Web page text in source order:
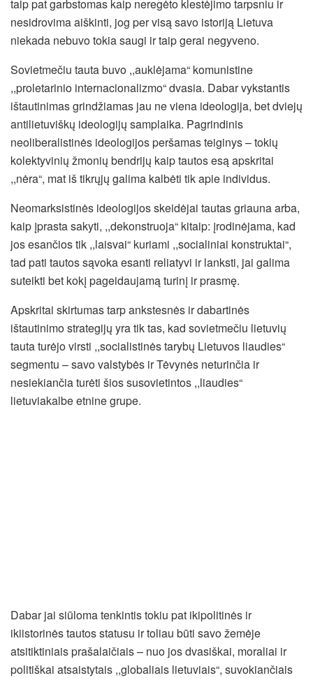
taip pat garbstomas kaip neregėto klestėjimo tarpsniu ir
nesidrovima aiškinti, jog per visą savo istoriją Lietuva
niekada nebuvo tokia saugi ir taip gerai negyveno.
Sovietmečiu tauta buvo ,,auklėjama“ komunistine
,,proletarinio internacionalizmo“ dvasia. Dabar vykstantis
ištautinimas grindžiamas jau ne viena ideologija, bet dviejų
antilietuviškų ideologijų samplaika. Pagrindinis
neoliberalistinės ideologijos peršamas teiginys – tokių
kolektyvinių žmonių bendrijų kaip tautos esą apskritai
,,nėra“, mat iš tikrųjų galima kalbėti tik apie individus.
Neomarksistinės ideologijos skeidėjai tautas griauna arba,
kaip įprasta sakyti, ,,dekonstruoja“ kitaip: įrodinėjama, kad
jos esančios tik ,,laisvai“ kuriami ,,socialiniai konstruktai“,
tad pati tautos sąvoka esanti reliatyvi ir lanksti, jai galima
suteikti bet kokį pageidaujamą turinį ir prasmę.
Apskritai skirtumas tarp ankstesnės ir dabartinės
ištautinimo strategijų yra tik tas, kad sovietmečiu lietuvių
tauta turėjo virsti ,,socialistinės tarybų Lietuvos liaudies“
segmentu – savo valstybės ir Tėvynės neturinčia ir
nesiekiančia turėti šios susovietintos ,,liaudies“
lietuviakalbe etnine grupe.
Dabar jai siūloma tenkintis tokiu pat ikipolitinės ir
ikiistorinės tautos statusu ir toliau būti savo žemėje
atsitiktiniais prašalaičiais – nuo jos dvasiškai, moraliai ir
politiškai atsaistytais ,,globaliais lietuviais“, suvokiančiais